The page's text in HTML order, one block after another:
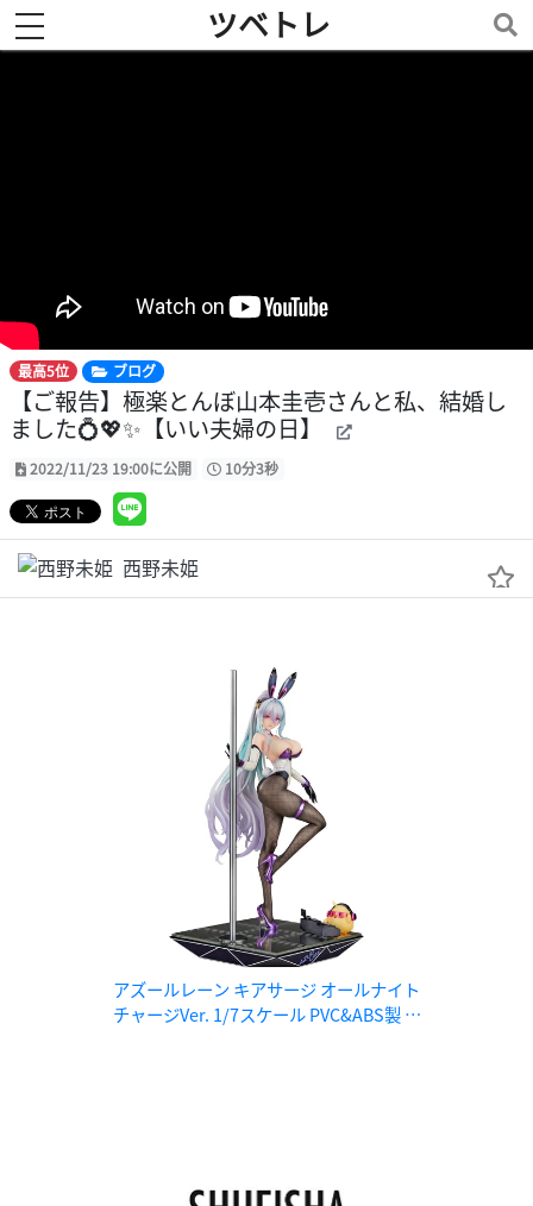
toggle navigation ツベトレ
最高5位 ブログ
【ご報告】極楽とんぼ山本圭壱さんと私、結婚し
ました💍💖✨【いい夫婦の日】
2022/11/23 19:00に公開 10分3秒
西野未姫
アズールレーン キアサージ オールナイト
チャージVer. 1/7スケール PVC&ABS製 塗